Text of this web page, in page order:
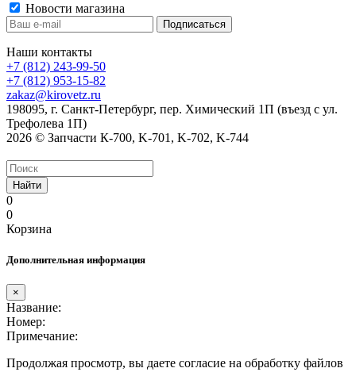
Новости магазина
Наши контакты
+7 (812) 243-99-50
+7 (812) 953-15-82
zakaz@kirovetz.ru
198095, г. Санкт-Петербург, пер. Химический 1П (въезд с ул.
Трефолева 1П)
2026 © Запчасти К-700, K-701, K-702, K-744
Найти
0
0
Корзина
Дополнительная информация
×
Название:
Номер:
Примечание:
Продолжая просмотр, вы даете согласие на обработку файлов